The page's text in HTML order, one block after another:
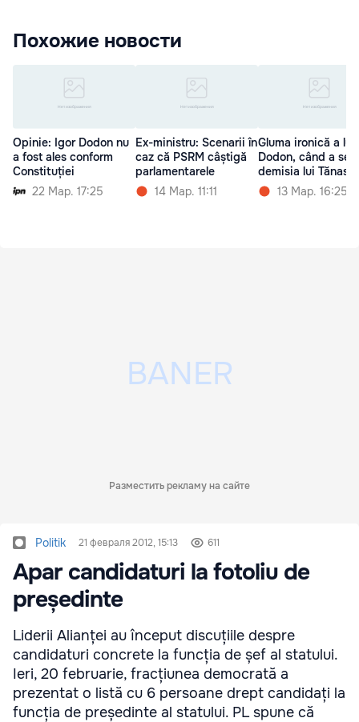
Похожие новости
Opinie: Igor Dodon nu
a fost ales conform
Constituției
22 Мар. 17:25
Ex-ministru: Scenarii în
caz că PSRM câștigă
parlamentarele
14 Мар. 11:11
Gluma ironică a lui
Dodon, când a
demisia lui Tănase
13 Мар. 16:25
Разместить рекламу на сайте
Politik 21 февраля 2012, 15:13 611
Apar candidaturi la fotoliu de
președinte
Liderii Alianței au început discuțiile despre
candidaturi concrete la funcția de șef al statului.
Ieri, 20 februarie, fracțiunea democrată a
prezentat o listă cu 6 persoane drept candidați la
funcția de președinte al statului. PL spune că